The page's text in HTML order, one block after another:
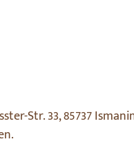
Str. 33, 85737